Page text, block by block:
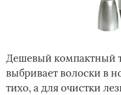
Дешевый компактный
выбривает волоски в
тихо, а для очистки